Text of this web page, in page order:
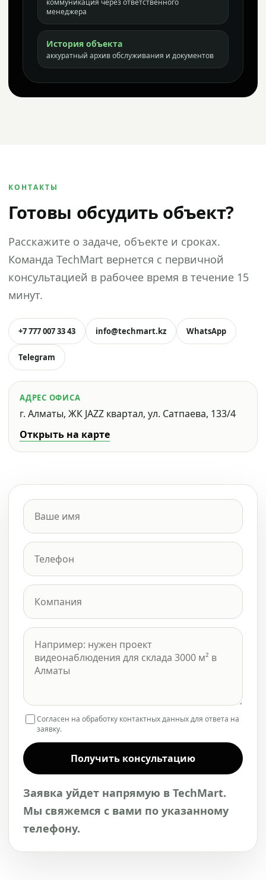
коммуникация через ответственного
менеджера
История объекта
аккуратный архив обслуживания и документов
КОНТАКТЫ
Готовы обсудить объект?
Расскажите о задаче, объекте и сроках.
Команда TechMart вернется с первичной
консультацией в рабочее время в течение 15
минут.
+7 777 007 33 43 info@techmart.kz WhatsApp
Telegram
АДРЕС ОФИСА
г. Алматы, ЖК JAZZ квартал, ул. Сатпаева, 133/4
Открыть на карте
Согласен на обработку контактных данных для ответа на
заявку.
Получить консультацию
Заявка уйдет напрямую в TechMart.
Мы свяжемся с вами по указанному
телефону.